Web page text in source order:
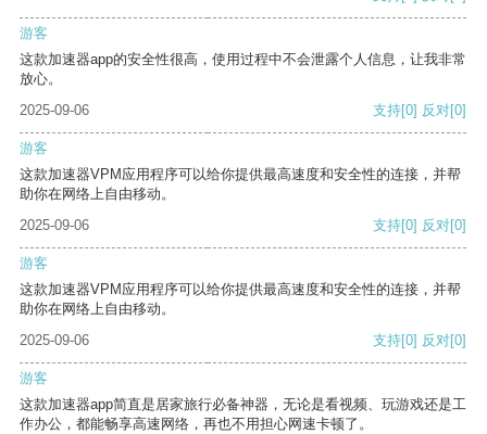
游客
这款加速器app的安全性很高，使用过程中不会泄露个人信息，让我非常
放心。
2025-09-06
支持[0] 反对[0]
游客
这款加速器VPM应用程序可以给你提供最高速度和安全性的连接，并帮
助你在网络上自由移动。
2025-09-06
支持[0] 反对[0]
游客
这款加速器VPM应用程序可以给你提供最高速度和安全性的连接，并帮
助你在网络上自由移动。
2025-09-06
支持[0] 反对[0]
游客
这款加速器app简直是居家旅行必备神器，无论是看视频、玩游戏还是工
作办公，都能畅享高速网络，再也不用担心网速卡顿了。